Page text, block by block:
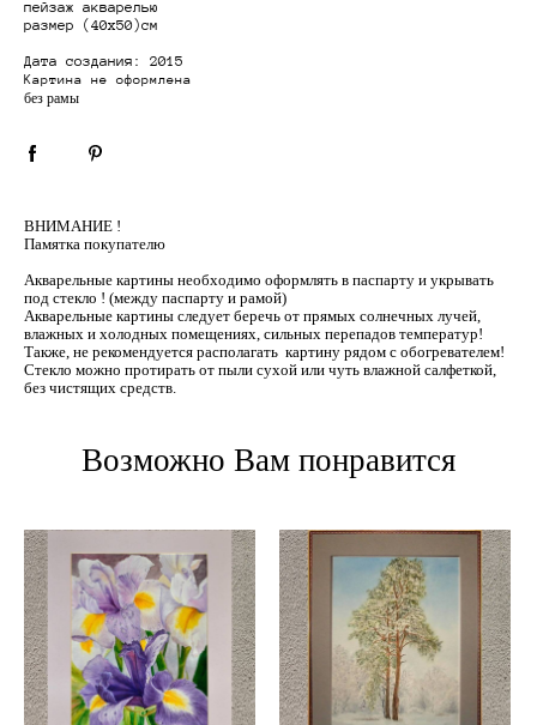
пейзаж акварелью
размер (40х50)см
Дата создания: 2015
Картина не оформлена
без рамы
ВНИМАНИЕ !
Памятка покупателю
Акварельные картины необходимо оформлять в паспарту и укрывать
под стекло ! (между паспарту и рамой)
Акварельные картины следует беречь от прямых солнечных лучей,
влажных и холодных помещениях, сильных перепадов температур!
Также, не рекомендуется располагать картину рядом с обогревателем!
Стекло можно протирать от пыли сухой или чуть влажной салфеткой,
без чистящих средств.
Возможно Вам понравится